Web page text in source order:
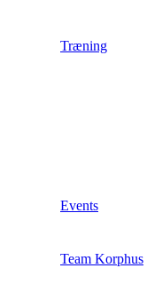
Træning
Events
Team Korphus